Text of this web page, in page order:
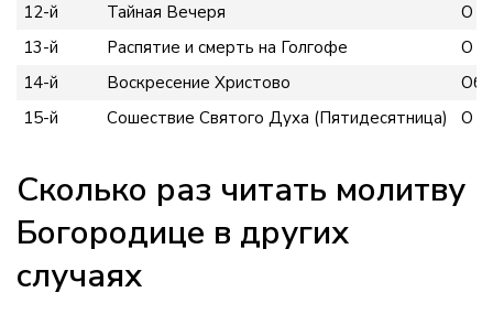
12-й
Тайная Вечеря
О
13-й
Распятие и смерть на Голгофе
О
14-й
Воскресение Христово
Об
15-й
Сошествие Святого Духа (Пятидесятница) О
Сколько раз читать молитву
Богородице в других
случаях